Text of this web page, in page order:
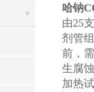
哈钠
由25
剂管
前，
生腐
加热